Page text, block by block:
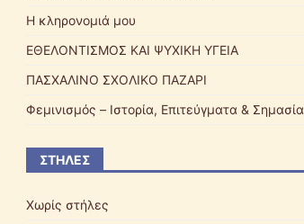
Η κληρονομιά μου
ΕΘΕΛΟΝΤΙΣΜΟΣ ΚΑΙ ΨΥΧΙΚΗ ΥΓΕΙΑ
ΠΑΣΧΑΛΙΝΟ ΣΧΟΛΙΚΟ ΠΑΖΑΡI
Φεμινισμός – Ιστορία, Επιτεύγματα & Σημασία
ΣΤΉΛΕΣ
Χωρίς στήλες